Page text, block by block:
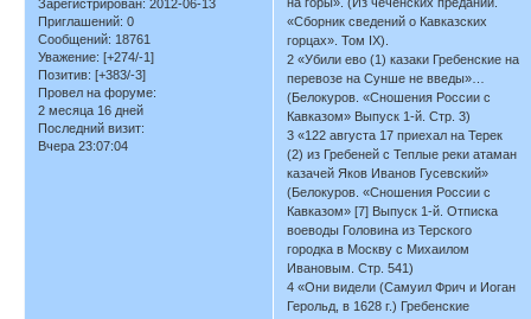
Зарегистрирован: 2012-06-13
Приглашений: 0
Сообщений: 18761
Уважение: [+274/-1]
Позитив: [+383/-3]
Провел на форуме:
2 месяца 16 дней
Последний визит:
Вчера 23:07:04
«Сборник сведений о Кавказских
горцах». Том IX).
2 «Убили ево (1) казаки Гребенские на
перевозе на Сунше не введы»…
(Белокуров. «Сношения России с
Кавказом» Выпуск 1-й. Стр. 3)
3 «122 августа 17 приехал на Терек
(2) из Гребеней с Теплые реки атаман
казачей Яков Иванов Гусевский»
(Белокуров. «Сношения России с
Кавказом» [7] Выпуск 1-й. Отписка
воеводы Головина из Терского
городка в Москву с Михаилом
Ивановым. Стр. 541)
4 «Они видели (Самуил Фрич и Иоган
Герольд, в 1628 г.) Гребенские